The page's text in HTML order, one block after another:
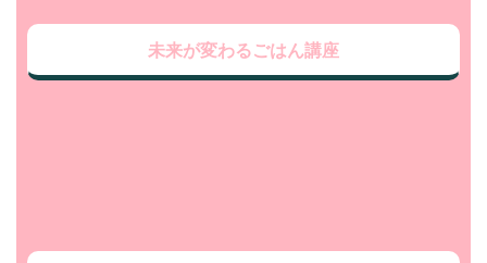
未来が変わるごはん講座